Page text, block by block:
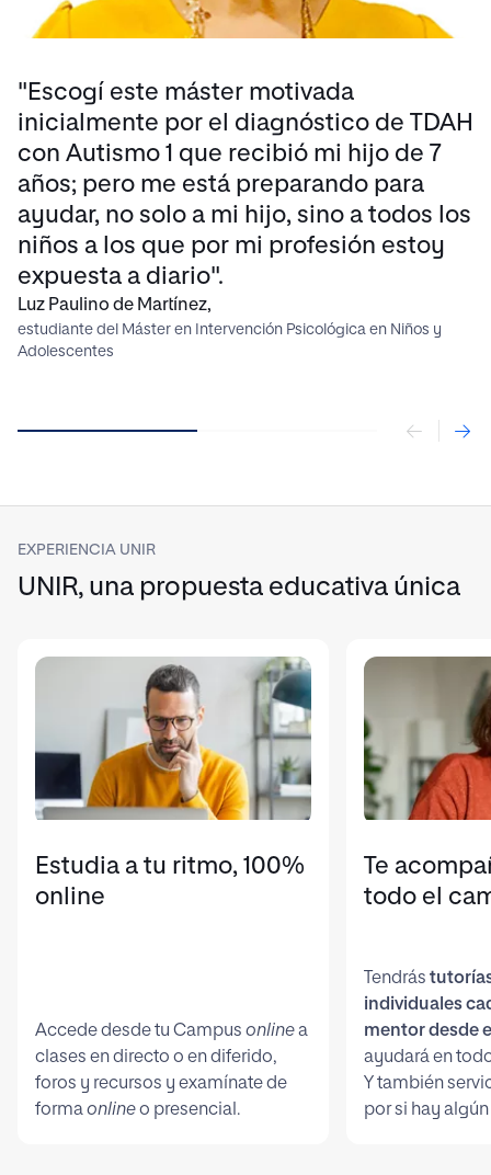
"Escogí este máster motivada
inicialmente por el diagnóstico de TDAH
con Autismo 1 que recibió mi hijo de 7
años; pero me está preparando para
ayudar, no solo a mi hijo, sino a todos los
niños a los que por mi profesión estoy
expuesta a diario".
Luz Paulino de Martínez,
estudiante del Máster en Intervención Psicológica en Niños y
Adolescentes
EXPERIENCIA UNIR
UNIR, una propuesta educativa única
Estudia a tu ritmo, 100%
online
Accede desde tu Campus onlinea
clases en directo o en diferido,
foros y recursos y examínate de
formaonlineo presencial.
Te
todo el
Tendrás
individuales
mentor desde
ayudará en
Y también
por si hay